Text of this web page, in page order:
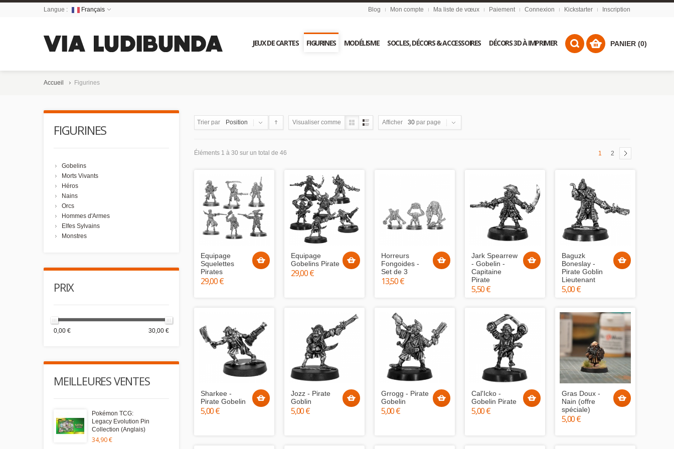
Langue : Français Blog Mon compte Ma liste de vœux Paiement Connexion Kickstarter Inscription
JEUX DE CARTES FIGURINES MODÉLISME SOCLES, DÉCORS & ACCESSOIRES DÉCORS 3D À IMPRIMER PANIER (0)
Accueil Figurines
Trier par Position Visualiser comme Afficher 30 par page
Éléments 1 à 30 sur un total de 46 1 2
Equipage
Squelettes
Pirates
29,00 €
Equipage
Gobelins Pirate
29,00 €
Horreurs
Fongoides -
Set de 3
13,50 €
Jark Spearrew
- Gobelin -
Capitaine
Pirate
5,50 €
Baguzk
Boneslay -
Pirate Goblin
Lieutenant
5,00 €
Sharkee -
Pirate Gobelin
5,00 €
Jozz - Pirate
Goblin
5,00 €
Grrogg - Pirate
Gobelin
5,00 €
Cal'Icko -
Gobelin Pirate
5,00 €
Gras Doux -
Nain (offre
spéciale)
5,00 €
FIGURINES
Gobelins
Morts Vivants
Héros
Nains
Orcs
Hommes d'Armes
Elfes Sylvains
Monstres
PRIX
0,00 € 30,00 €
MEILLEURES VENTES
Pokémon TCG:
Legacy Evolution Pin
Collection (Anglais)
34,90 €